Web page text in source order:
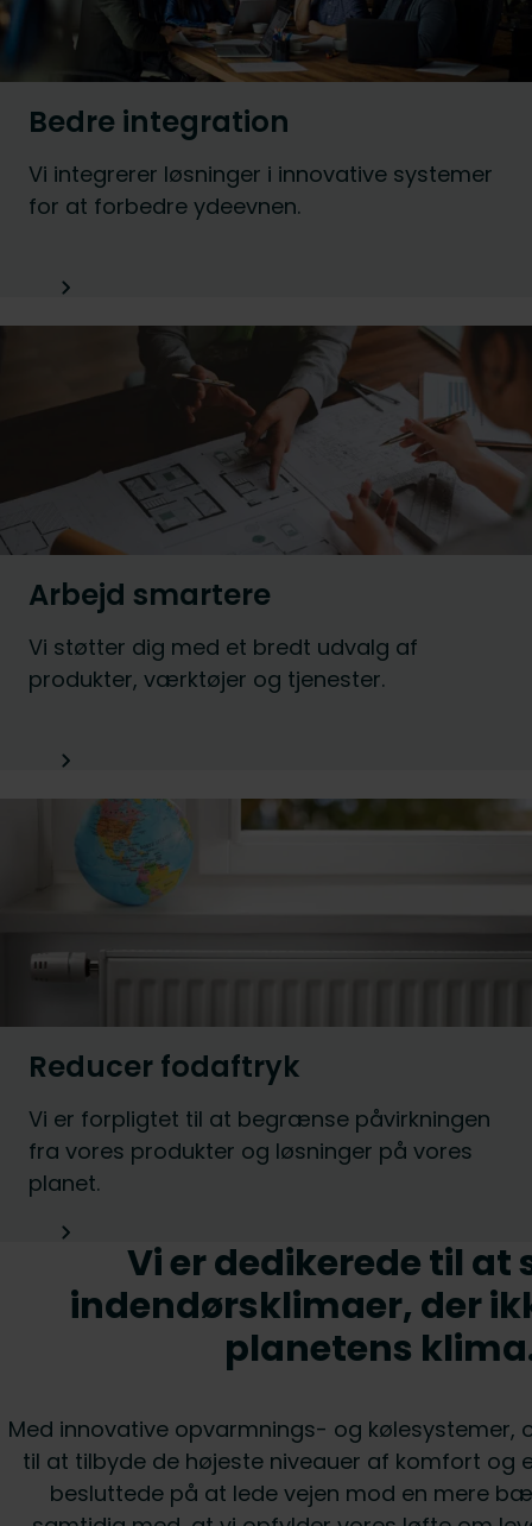
Bedre integration
Vi integrerer løsninger i innovative systemer
for at forbedre ydeevnen.
Arbejd smartere
Vi støtter dig med et bredt udvalg af
produkter, værktøjer og tjenester.
Reducer fodaftryk
Vi er forpligtet til at begrænse påvirkningen
fra vores produkter og løsninger på vores
planet.
Vi er dedikerede til at
indendørsklimaer, der
planetens
Med innovative opvarmnings- og kølesystemer,
til at tilbyde de højeste niveauer af komfort og
besluttede på at lede vejen mod en mere